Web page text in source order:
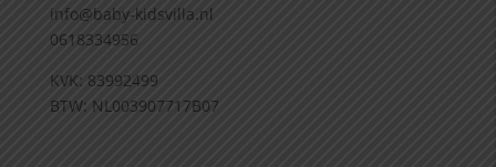
info@baby-kidsvilla.nl
0618334956
KVK: 83992499
BTW: NL003907717B07